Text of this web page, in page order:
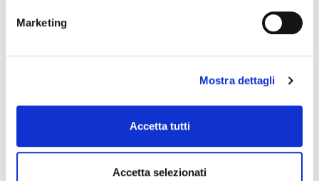
Marketing
Mostra dettagli
Accetta tutti
Accetta selezionati